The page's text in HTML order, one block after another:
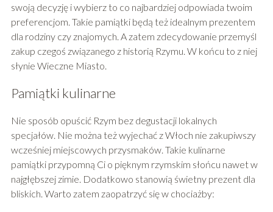
swoją decyzję i wybierz to co najbardziej odpowiada twoim
preferencjom. Takie pamiątki będą też idealnym prezentem
dla rodziny czy znajomych. A zatem zdecydowanie przemyśl
zakup czegoś związanego z historią Rzymu. W końcu to z niej
słynie Wieczne Miasto.
Pamiątki kulinarne
Nie sposób opuścić Rzym bez degustacji lokalnych
specjałów. Nie można też wyjechać z Włoch nie zakupiwszy
wcześniej miejscowych przysmaków. Takie kulinarne
pamiątki przypomną Ci o pięknym rzymskim słońcu nawet w
najgłębszej zimie. Dodatkowo stanowią świetny prezent dla
bliskich. Warto zatem zaopatrzyć się w chociażby: